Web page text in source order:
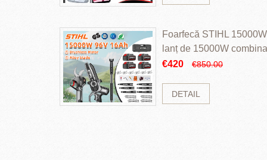
Foarfecă STIHL
lanț de 15000W
perii și baterie cu li
€420 €850.00
DETAIL